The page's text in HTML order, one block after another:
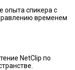
опыта спикера с
временем
NetClip по